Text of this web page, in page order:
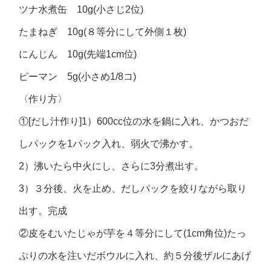
ツナ水煮缶 10g(小さじ2位)
たまねぎ 10g(８等分にして外側１枚)
にんじん 10g(先端1cm位)
ピーマン 5g(小さめ1/8コ)
〈作り方〉
①[だし汁作り]1）600cc位の水を鍋に入れ、かつおだ
しパックを1パック入れ、弱火で沸かす。
2）沸いたら中火にし、さらに3分煮出す。
3）３分後、火を止め、だしパックを絞りながら取り
出す。完成
②皮をむいたじゃが芋を４等分にして(1cm角位)たっ
ぷりの水を注いだボウルに入れ、約５分後ザルにあげ